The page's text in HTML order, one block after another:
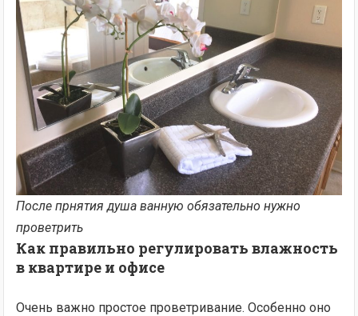
После прнятия душа ванную обязательно нужно
проветрить
Как правильно регулироватьвлажность
в квартире и офисе
Очень важно простое проветривание. Особенно оно